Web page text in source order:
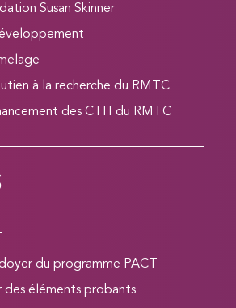
Susan Skinner
à la recherche du RMTC
des CTH du RMTC
du programme PACT
des éléments probants